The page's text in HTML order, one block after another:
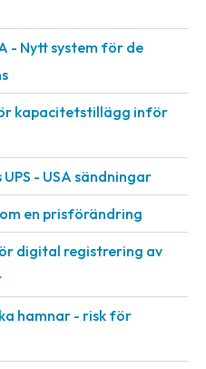
- Nytt system för de
kapacitetstillägg inför
- USA sändningar
en prisförändring
digital registrering av
hamnar - risk för